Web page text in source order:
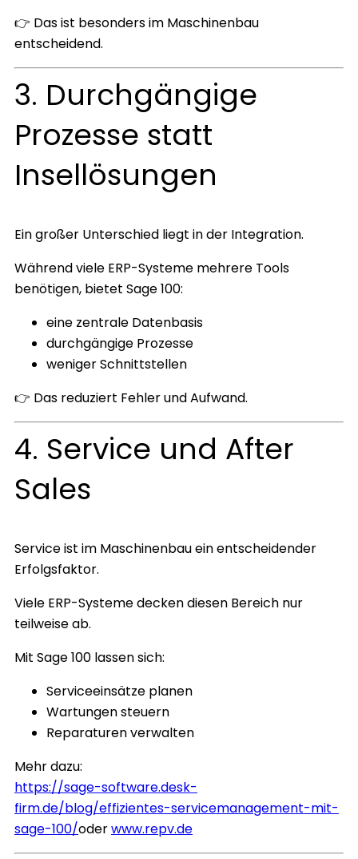
👉 Das ist besonders im Maschinenbau
entscheidend.
3. Durchgängige
Prozesse statt
Insellösungen
Ein großer Unterschied liegt in der Integration.
Während viele ERP-Systeme mehrere Tools
benötigen, bietet Sage 100:
eine zentrale Datenbasis
durchgängige Prozesse
weniger Schnittstellen
👉 Das reduziert Fehler und Aufwand.
4. Service und After
Sales
Service ist im Maschinenbau ein entscheidender
Erfolgsfaktor.
Viele ERP-Systeme decken diesen Bereich nur
teilweise ab.
Mit Sage 100 lassen sich:
Serviceeinsätze planen
Wartungen steuern
Reparaturen verwalten
Mehr dazu:
https://sage-software.desk-
firm.de/blog/effizientes-servicemanagement-mit-
sage-100/oderwww.repv.de